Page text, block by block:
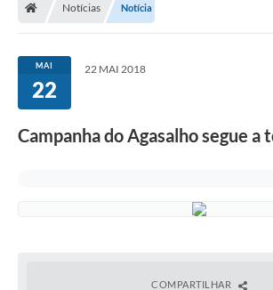
Notícias Notícia
MAI
22
22 MAI 2018
Campanha do Agasalho segue a
COMPARTILHAR